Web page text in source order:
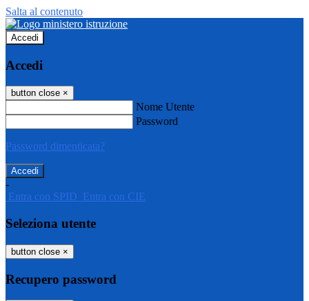
Salta al contenuto
Accedi
Accedi
button close ×
Nome Utente
Password
Password dimenticata?
-
Entra con SPID Entra con CIE
Seleziona utente
button close ×
Recupero password